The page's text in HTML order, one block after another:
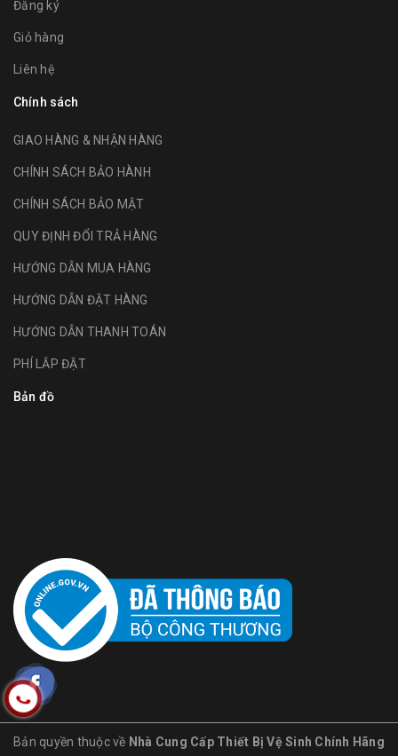
Đăng ký
Giỏ hàng
Liên hệ
Chính sách
GIAO HÀNG & NHẬN HÀNG
CHÍNH SÁCH BẢO HÀNH
CHÍNH SÁCH BẢO MẬT
QUY ĐỊNH ĐỔI TRẢ HÀNG
HƯỚNG DẪN MUA HÀNG
HƯỚNG DẪN ĐẶT HÀNG
HƯỚNG DẪN THANH TOÁN
PHÍ LẮP ĐẶT
Bản đồ
Bản quyền thuộc về Nhà Cung Cấp Thiết Bị Vệ Sinh Chính Hãng